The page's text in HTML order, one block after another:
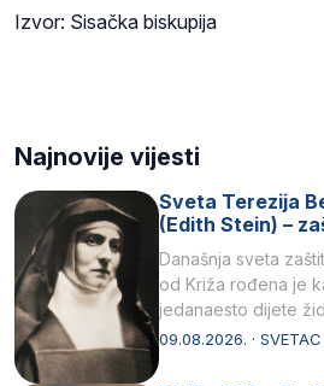
Izvor: Sisačka biskupija
Najnovije vijesti
Sveta Terezija
(Edith Stein) –
Današnja sveta
od Križa rođena je
jedanaesto dijete
listopada 1891, u
09.08.2026. · SVETAC